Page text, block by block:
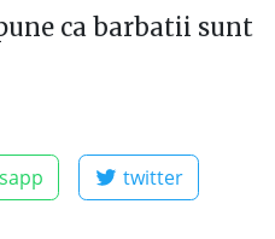
ca barbatii sunt
twitter